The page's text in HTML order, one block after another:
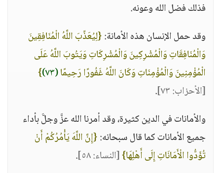
فذلك فضل الله وعونه.
وقد حمل الإنسان هذه الأمانة:{لِيُعَذِّبَ اللَّهُ الْمُنَافِقِينَ
وَالْمُنَافِقَاتِ وَالْمُشْرِكِينَ وَالْمُشْرِكَاتِ وَيَتُوبَ اللَّهُ عَلَى
الْمُؤْمِنِينَ وَالْمُؤْمِنَاتِ وَكَانَ اللَّهُ غَفُورًا رَحِيمًا(٧٣)
}
[الأحزاب: ٧٣]
.
والأمانات في الدين كثيرة، وقد أمرنا الله عزَّ وجلَّ بأداء
جميع الأمانات كما قال سبحانه:{إِنَّ اللَّهَ يَأْمُرُكُمْ أَنْ
تُؤَدُّوا الْأَمَانَاتِ إِلَى أَهْلِهَا}[النساء: ٥٨]
.